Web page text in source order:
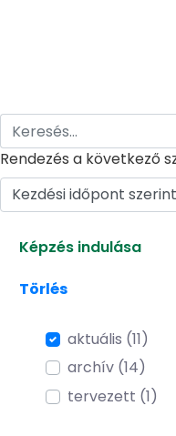
Rendezés a következő
Kezdési időpont
Képzés indulása
Törlés
aktuális (11)
archív (14)
tervezett (1)